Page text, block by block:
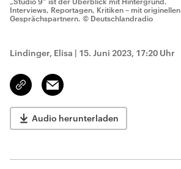
Interviews, Reportagen, Kritiken – mit originellen
Gesprächspartnern. © Deutschlandradio
Lindinger, Elisa | 15. Juni 2023, 17:20 Uhr
Link
kopieren/teilen
Email
Audio herunterladen